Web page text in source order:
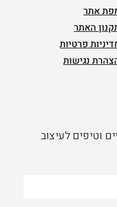
אתר
האתר
פרטיות
נגישות
וטיפים לעיצוב